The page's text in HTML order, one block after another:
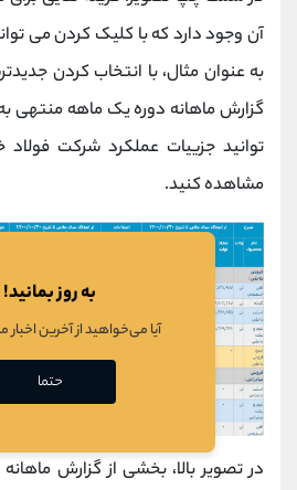
آن وجود دارد که با کلیک کردن می
به عنوان مثال، با انتخاب کردن
توانید جزییات عملکرد شرکت فولاد
مشاهده کنید.
در تصویر بالا، بخشی از گزارش
به روز بمانید!
آیا می‌خواهید از آخرین
حتما